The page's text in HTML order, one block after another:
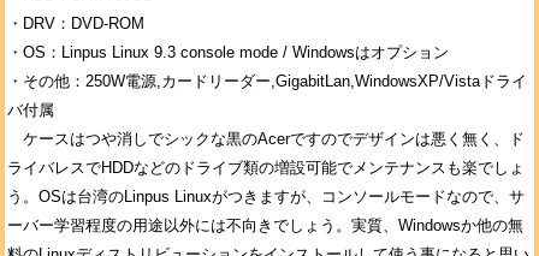
・DRV：DVD-ROM
・OS：Linpus Linux 9.3 console mode / Windowsはオプション
・その他：250W電源,カードリーダー,GigabitLan,WindowsXP/Vistaドライ
バ付属
ケースはつや消しでシックな黒のAcerですのでデザインは悪く無く、ド
ライバレスでHDDなどのドライブ類の増設可能でメンテナンスも楽でしょ
う。OSは台湾のLinpus Linuxがつきますが、コンソールモードなので、サ
ーバー学習程度の用途以外には不向きでしょう。実質、Windowsか他の無